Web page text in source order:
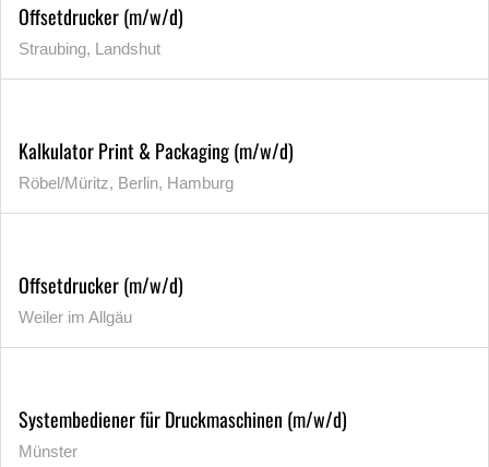
Offsetdrucker (m/w/d)
Straubing, Landshut
Kalkulator Print & Packaging (m/w/d)
Röbel/Müritz, Berlin, Hamburg
Offsetdrucker (m/w/d)
Weiler im Allgäu
Systembediener für Druckmaschinen (m/w/d)
Münster